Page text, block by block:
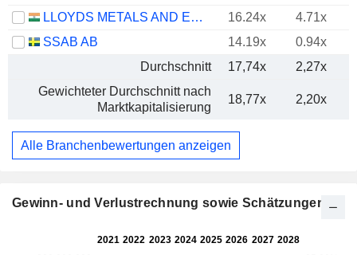
LLOYDS METALS AND ENERGY LIMITED
16.24x 4.71x
SSAB AB
14.19x
0.94x
Durchschnitt
17,74x 2,27x
Gewichteter Durchschnitt nach
Marktkapitalisierung
18,77x 2,20x
Alle Branchenbewertungen anzeigen
Gewinn- und Verlustrechnung sowie Schätzungen